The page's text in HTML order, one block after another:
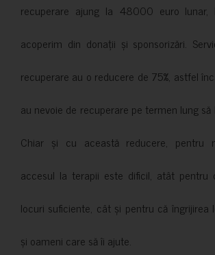
recuperare ajung la 48000 euro
acoperim din donații și sponsorizări.
recuperare au o reducere de 75%, astfel
au nevoie de recuperare pe termen lung
Chiar și cu această reducere, pentru
accesul la terapii este dificil, atât pentru
locuri suficiente, cât și pentru că îngrijirea
și oameni care să îi ajute.